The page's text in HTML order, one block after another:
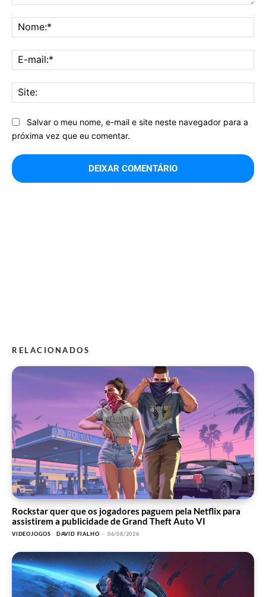
Salvar o meu nome, e-mail e site neste navegador para a
próxima vez que eu comentar.
RELACIONADOS
Rockstar quer que os jogadores paguem pela Netflix para
assistirem a publicidade de Grand Theft Auto VI
VIDEOJOGOS DAVID FIALHO - 06/08/2026